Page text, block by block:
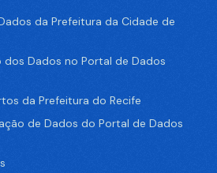
da Prefeitura da Cidade de
dos Dados no Portal de Dados
da Prefeitura do Recife
de Dados do Portal de Dados